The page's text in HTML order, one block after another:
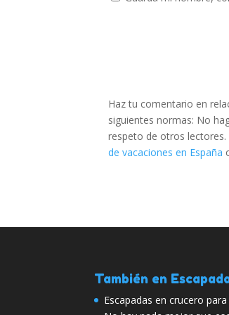
Haz tu comentario en
siguientes normas: No
respeto de otros
de vacaciones en España
También en
Escapadas en crucero